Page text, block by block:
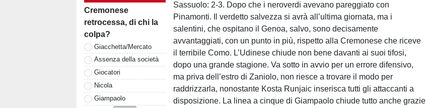
Cremonese
retrocessa, di chi la
colpa?
Giacchetta/Mercato
Assenza della società
Giocatori
Nicola
Giampaolo
Sassuolo: 2-3. Dopo che i neroverdi avevano pareggiato con
Pinamonti. Il verdetto salvezza si avrà all’ultima giornata, ma i
salentini, che ospitano il Genoa, salvo, sono decisamente
avvantaggiati, con un punto in più, rispetto alla Cremonese che riceve
il terribile Como. L’Udinese chiude non bene davanti ai suoi tifosi,
dopo una grande stagione. Va sotto in avvio per un errore difensivo,
ma priva dell’estro di Zaniolo, non riesce a trovare il modo per
raddrizzarla, nonostante Kosta Runjaic inserisca tutti gli attaccanti a
disposizione. La linea a cinque di Giampaolo chiude tutto anche grazie